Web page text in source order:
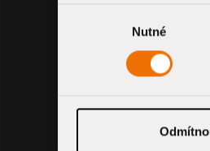
Nutné